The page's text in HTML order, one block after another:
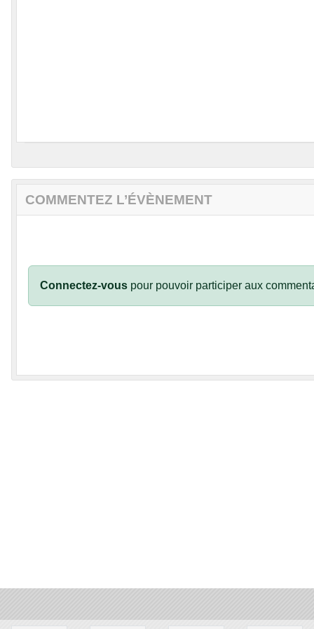
COMMENTEZ L’ÉVÈNEMENT
Connectez-vous pour pouvoir participer aux